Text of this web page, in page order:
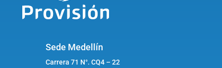
Sede Medellín
Carrera 71 N°. CQ4 – 22